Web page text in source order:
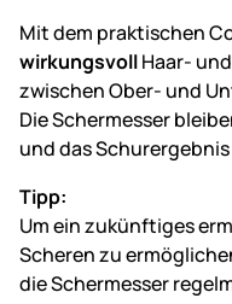
Mit dem praktischen
wirkungsvollHaar-
zwischen Ober- und
Die Schermesser
und das
Tipp:
Um ein zukünftiges
Scheren zu
die Schermesser